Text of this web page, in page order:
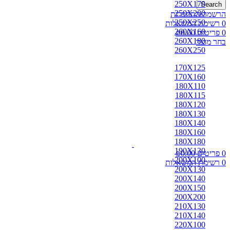
Search
הרשמה/התחברות
0 רשימת המשאלות
0 פריטים ₪0.00
בחר מוצר
0 פריטים ₪0.00
0 רשימת המשאלות
250X170
250X200
250X250
260X160
260X180
260X250
170X125
170X160
180X110
180X115
180X120
180X130
180X140
180X160
180X180
190X130
200X100
200X130
200X140
200X150
200X200
210X130
210X140
220X100